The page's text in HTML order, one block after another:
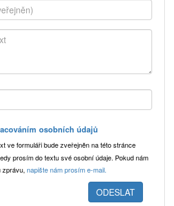
osobních údajů
ve formuláři bude zveřejněn na této stránce
prosím do textu své osobní údaje. Pokud nám
zprávu, napište nám prosím e-mail.